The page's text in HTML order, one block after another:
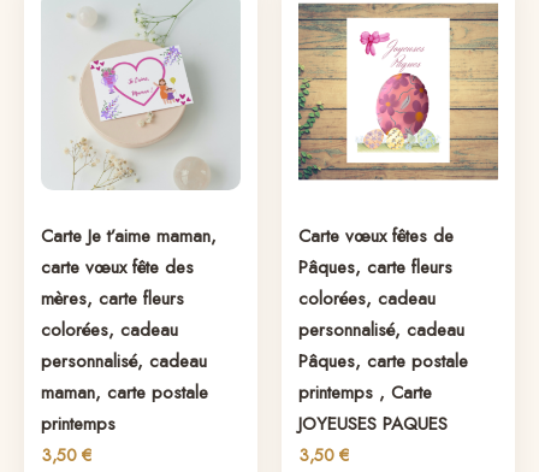
Carte Je t’aime maman,
carte vœux fête des
mères, carte fleurs
colorées, cadeau
personnalisé, cadeau
maman, carte postale
printemps
3,50 €
Carte vœux fêtes de
Pâques, carte fleurs
colorées, cadeau
personnalisé, cadeau
Pâques, carte postale
printemps , Carte
JOYEUSES PAQUES
3,50 €